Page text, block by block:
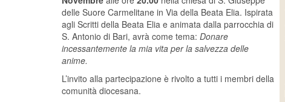
delle Suore Carmelitane in Via della Beata Elia. Ispirata
agli Scritti della Beata Elia e animata dalla parrocchia di
S. Antonio di Bari, avrà come tema: Donare
incessantemente la mia vita per la salvezza delle
anime.
L’invito alla partecipazione è rivolto a tutti i membri della
comunità diocesana.